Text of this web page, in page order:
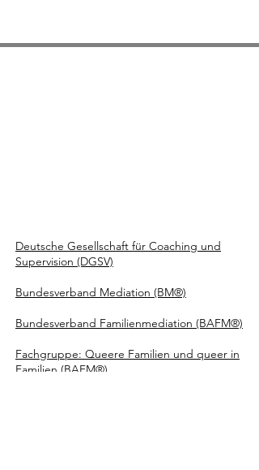
Deutsche Gesellschaft für Coaching und
Supervision (DGSV)
Bundesverband Mediation (BM®)
Bundesverband Familienmediation (BAFM®)
Fachgruppe: Queere Familien und queer in
Familien (BAFM®)